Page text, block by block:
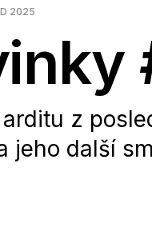
2025
z
jeho další